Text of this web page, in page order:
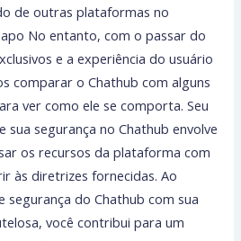
de outras plataformas no
No entanto, com o passar do
e a experiência do usuário
comparar o Chathub com alguns
ver como ele se comporta. Seu
sua segurança no Chathub envolve
os recursos da plataforma com
às diretrizes fornecidas. Ao
segurança do Chathub com sua
você contribui para um